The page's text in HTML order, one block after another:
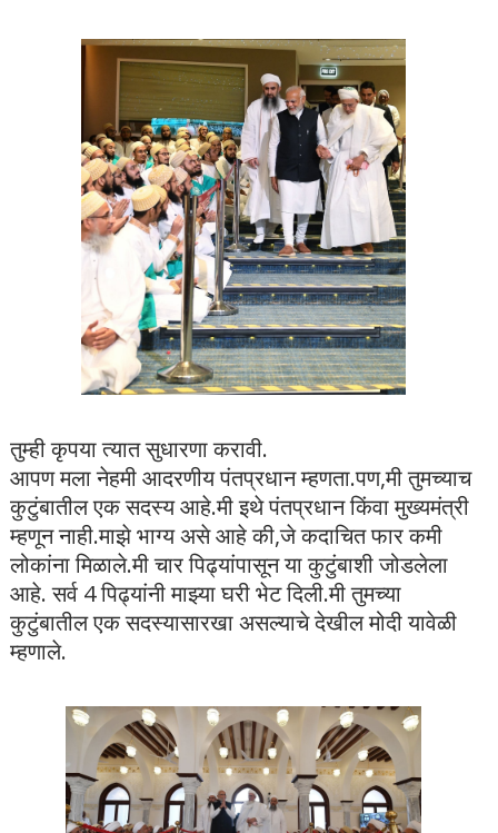
तुम्ही कृपया त्यात सुधारणा करावी.
आपण मला नेहमी आदरणीय पंतप्रधान म्हणता.पण,मी तुमच्याच
कुटुंबातील एक सदस्य आहे.मी इथे पंतप्रधान किंवा मुख्यमंत्री
म्हणून नाही.माझे भाग्य असे आहे की,जे कदाचित फार कमी
लोकांना मिळाले.मी चार पिढ्यांपासून या कुटुंबाशी जोडलेला
आहे. सर्व 4 पिढ्यांनी माझ्या घरी भेट दिली.मी तुमच्या
कुटुंबातील एक सदस्यासारखा असल्याचे देखील मोदी यावेळी
म्हणाले.